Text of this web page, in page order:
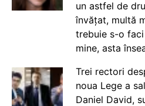
un astfel de
învățat, multă
trebuie s-o
mine, asta
Trei rectori
noua Lege a
Daniel David,